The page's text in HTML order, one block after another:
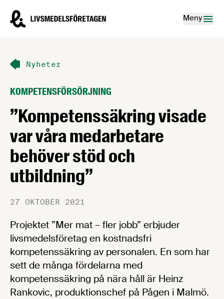
Livsmedelsföretagen – till startsidan
Meny
Nyheter
KOMPETENSFÖRSÖRJNING
”Kompetenssäkring visade
var våra medarbetare
behöver stöd och
utbildning”
27 OKTOBER 2021
Projektet ”Mer mat – fler jobb” erbjuder
livsmedelsföretag en kostnadsfri
kompetenssäkring av personalen. En som har
sett de många fördelarna med
kompetenssäkring på nära håll är Heinz
Rankovic, produktionschef på Pågen i Malmö.